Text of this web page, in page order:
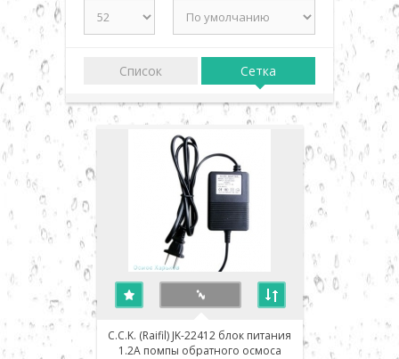
▼
Список Сетка
C.C.K. (Raifil) JK-22412 блок питания
1.2A помпы обратного осмоса